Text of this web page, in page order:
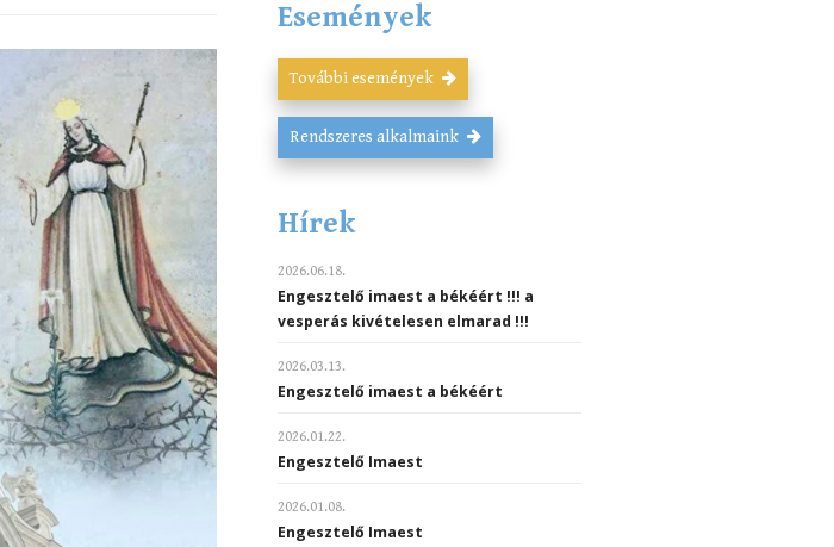
Események
További események
Rendszeres alkalmaink
Hírek
2026.06.18.
Engesztelő imaest a békéért !!! a
vesperás kivételesen elmarad !!!
2026.03.13.
Engesztelő imaest a békéért
2026.01.22.
Engesztelő Imaest
2026.01.08.
Engesztelő Imaest